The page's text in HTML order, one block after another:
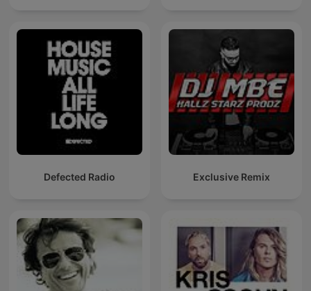
Defected Radio Exclusive Remix